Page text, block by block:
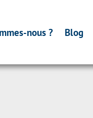
nous ? Blog